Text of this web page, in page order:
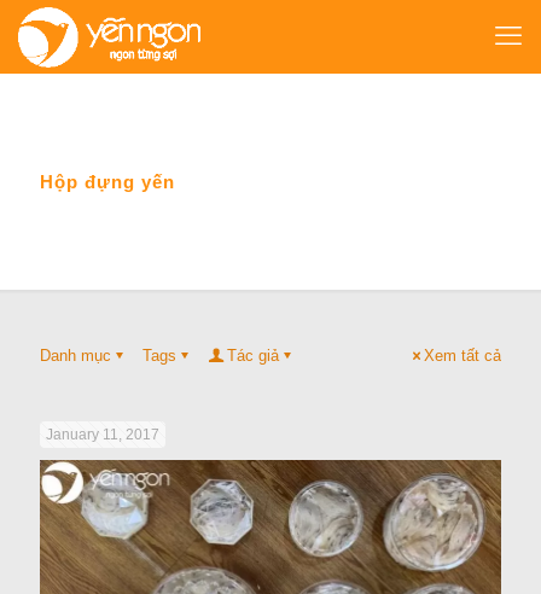
Hộp đựng yến
Danh mục Tags Tác giả Xem tất cả
January 11, 2017